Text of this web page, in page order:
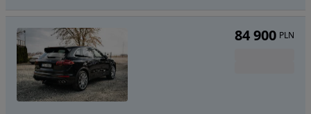
84 900 PLN